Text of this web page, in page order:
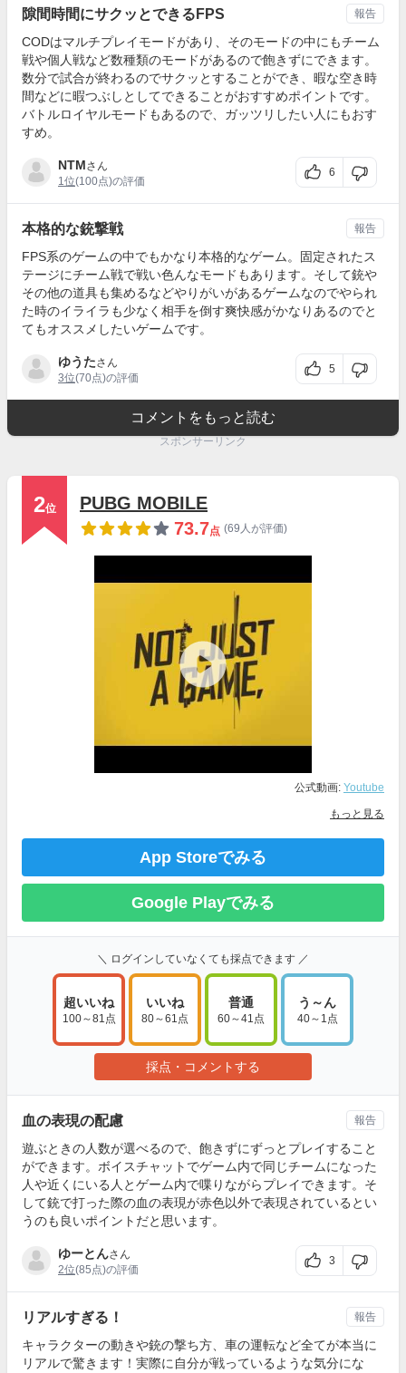
隙間時間にサクッとできるFPS
CODはマルチプレイモードがあり、そのモードの中にもチーム
戦や個人戦など数種類のモードがあるので飽きずにできます。
数分で試合が終わるのでサクッとすることができ、暇な空き時
間などに暇つぶしとしてできることがおすすめポイントです。
バトルロイヤルモードもあるので、ガッツリしたい人にもおす
すめ。
NTMさん
1位(100点)の評価
6
報告
本格的な銃撃戦
FPS系のゲームの中でもかなり本格的なゲーム。固定されたス
テージにチーム戦で戦い色んなモードもあります。そして銃や
その他の道具も集めるなどやりがいがあるゲームなのでやられ
た時のイライラも少なく相手を倒す爽快感がかなりあるのでと
てもオススメしたいゲームです。
ゆうたさん
3位(70点)の評価
5
報告
コメントをもっと読む
スポンサーリンク
2位
PUBG MOBILE
73.7点 (69人が評価)
公式動画: Youtube
もっと見る
App Storeでみる
Google Playでみる
＼ ログインしていなくても採点できます ／
超いいね
100～81点
いいね
80～61点
普通
60～41点
う～ん
40～1点
採点・コメントする
血の表現の配慮
遊ぶときの人数が選べるので、飽きずにずっとプレイすること
ができます。ボイスチャットでゲーム内で同じチームになった
人や近くにいる人とゲーム内で喋りながらプレイできます。そ
して銃で打った際の血の表現が赤色以外で表現されているとい
うのも良いポイントだと思います。
ゆーとんさん
2位(85点)の評価
3
報告
リアルすぎる！
キャラクターの動きや銃の撃ち方、車の運転など全てが本当に
リアルで驚きます！実際に自分が戦っているような気分にな
報告